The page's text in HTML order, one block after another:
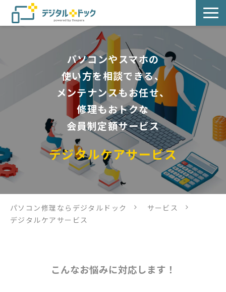
サービス提供方法
デジタルドックブログ
パソコンやスマホの
使い方を相談できる、
メンテナンスもお任せ、
修理もおトクな
会員制定額サービス
デジタルケアサービス
パソコン修理ならデジタルドック
サービス
デジタルケアサービス
こんなお悩みに対応します！